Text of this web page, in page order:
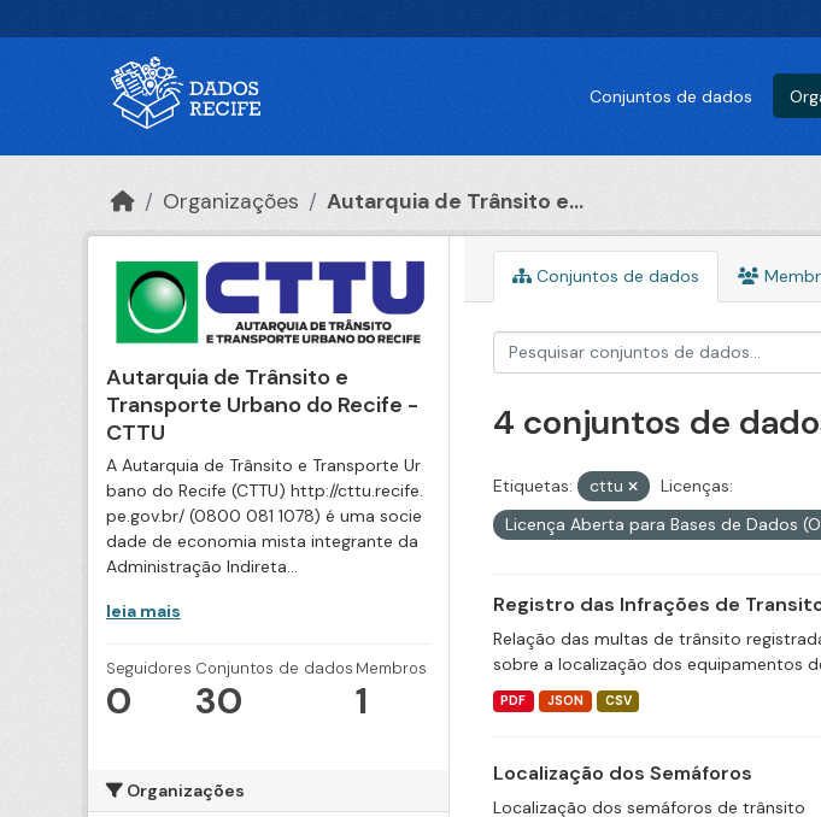
Conjuntos de dados
Organizações Autarquia de Trânsito e...
Autarquia de Trânsito e
Transporte Urbano do Recife -
CTTU
A Autarquia de Trânsito e Transporte Ur
bano do Recife (CTTU) http://cttu.recife.
pe.gov.br/ (0800 081 1078) é uma socie
dade de economia mista integrante da
Administração Indireta...
leia mais
Seguidores
0
Conjuntos de dados
30
Membros
1
Organizações
Conjuntos de dados
4 conjuntos de
Etiquetas: cttu
Licenças:
Licença Aberta para Bases de Dados
Registro das Infrações de
Relação das multas de trânsito
sobre a localização dos equipamentos
PDF JSON CSV
Localização dos Semáforos
Localização dos semáforos de trânsito